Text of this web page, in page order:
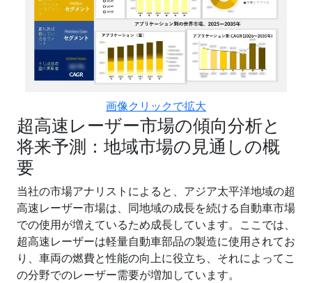
画像クリックで拡大
超高速レーザー市場の傾向分析と
将来予測：地域市場の見通しの概
要
当社の市場アナリストによると、アジア太平洋地域の超
高速レーザー市場は、同地域の成長を続ける自動車市場
での使用が増えているため成長しています。ここでは、
超高速レーザーは軽量自動車部品の製造に使用されてお
り、車両の燃費と性能の向上に役立ち、それによってこ
の分野でのレーザー需要が増加しています。